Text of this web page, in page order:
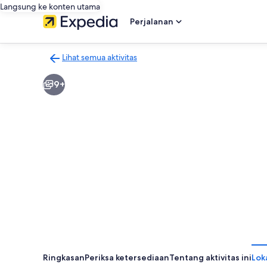
Langsung ke konten utama
Perjalanan
Lihat semua aktivitas
ke
halaman
9+
RingkasanPeriksa ketersediaanTentang aktivitas ini